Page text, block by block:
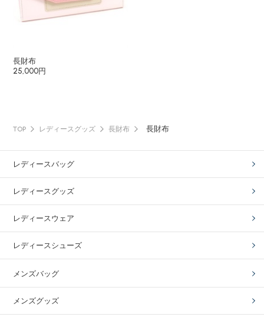
長財布
25,000円
TOP レディースグッズ 長財布 長財布
レディースバッグ
レディースグッズ
レディースウェア
レディースシューズ
メンズバッグ
メンズグッズ